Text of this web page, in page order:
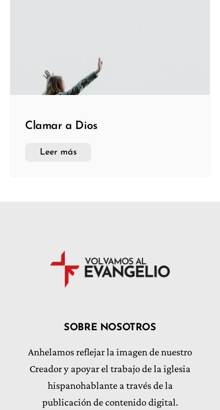
Clamar a Dios
Leer más
SOBRE NOSOTROS
Anhelamos reflejar la imagen de nuestro
Creador y apoyar el trabajo de la iglesia
hispanohablante a través de la
publicación de contenido digital.